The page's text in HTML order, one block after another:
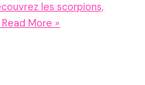
les scorpions,
Read More »